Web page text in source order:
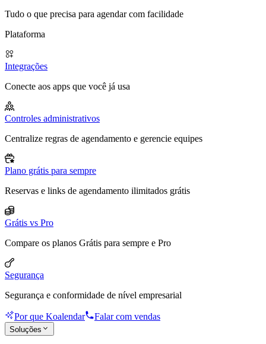
Tudo o que precisa para agendar com facilidade
Plataforma
Integrações
Conecte aos apps que você já usa
Controles administrativos
Centralize regras de agendamento e gerencie equipes
Plano grátis para sempre
Reservas e links de agendamento ilimitados grátis
Grátis vs Pro
Compare os planos Grátis para sempre e Pro
Segurança
Segurança e conformidade de nível empresarial
Por que Koalendar Falar com vendas
Soluções